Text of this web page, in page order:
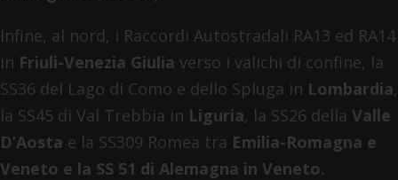
Infine, al nord, i Raccordi Autostradali RA13 ed RA14
in Friuli-Venezia Giulia verso i valichi di confine, la
SS36 del Lago di Como e dello Spluga in Lombardia,
la SS45 di Val Trebbia in Liguria, la SS26 della Valle
D’Aosta e la SS309 Romea tra Emilia-Romagna e
Veneto e la SS 51 di Alemagna in Veneto.